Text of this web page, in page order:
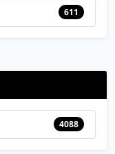
611
4088